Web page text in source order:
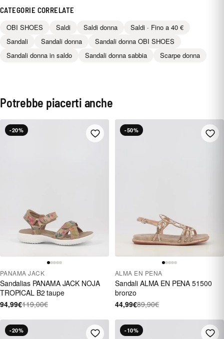
CATEGORIE CORRELATE
OBI SHOES Saldi Saldi donna
Saldi · Fino a 40 €
Sandali
Sandali donna
Sandali donna OBI SHOES
Sandali donna in saldo
Sandali donna sabbia Scarpe donna
Potrebbe piacerti anche
-20%
PANAMA JACK
Sandalias PANAMA JACK NOJA
TROPICAL B2 taupe
94,99€119,00€
-50%
ALMA EN PENA
Sandali ALMA EN PENA 51500
bronzo
44,99€89,90€
-20% -10%